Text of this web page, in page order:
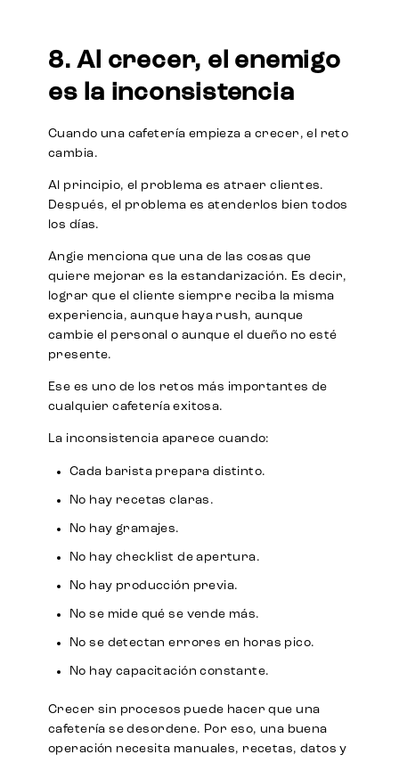
8. Al crecer, el enemigo
es la inconsistencia
Cuando una cafetería empieza a crecer, el reto
cambia.
Al principio, el problema es atraer clientes.
Después, el problema es atenderlos bien todos
los días.
Angie menciona que una de las cosas que
quiere mejorar es la estandarización. Es decir,
lograr que el cliente siempre reciba la misma
experiencia, aunque haya rush, aunque
cambie el personal o aunque el dueño no esté
presente.
Ese es uno de los retos más importantes de
cualquier cafetería exitosa.
La inconsistencia aparece cuando:
Cada barista prepara distinto.
No hay recetas claras.
No hay gramajes.
No hay checklist de apertura.
No hay producción previa.
No se mide qué se vende más.
No se detectan errores en horas pico.
No hay capacitación constante.
Crecer sin procesos puede hacer que una
cafetería se desordene. Por eso, una buena
operación necesita manuales, recetas, datos y